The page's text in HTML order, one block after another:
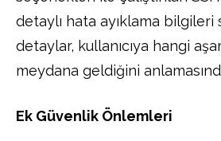
detaylı hata ayıklama bilgileri
detaylar, kullanıcıya hangi
meydana geldiğini
Ek Güvenlik Önlemleri